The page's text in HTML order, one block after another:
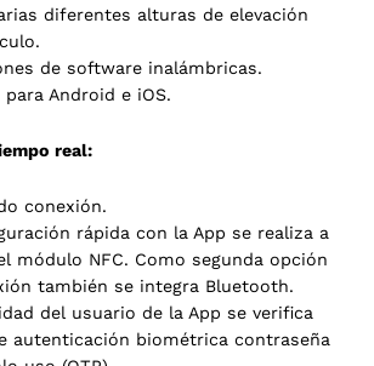
diferentes alturas de elevación
de software inalámbricas.
Android e iOS.
real:
conexión.
rápida con la App se realiza a
módulo NFC. Como segunda opción
también se integra Bluetooth.
del usuario de la App se verifica
autenticación biométrica contraseña